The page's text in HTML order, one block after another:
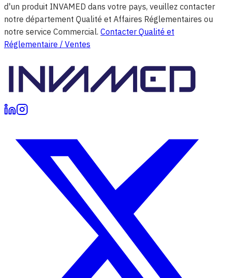
d'un produit INVAMED dans votre pays, veuillez contacter
notre département Qualité et Affaires Réglementaires ou
notre service Commercial. Contacter Qualité et
Réglementaire / Ventes